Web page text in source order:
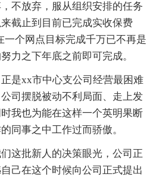
不放弃，服从组织安排的任务
截止到目前已完成实收保费
一个网点目标完成千万已不再是
力之下年底之前即可完成。
是xx市中心支公司经营最困难
司摆脱被动不利局面、走上发
我也为能在这样一个英明果断
同事之中工作过而骄傲。
这批新人的决策眼光，公司正
己在这个时候向公司正式提出